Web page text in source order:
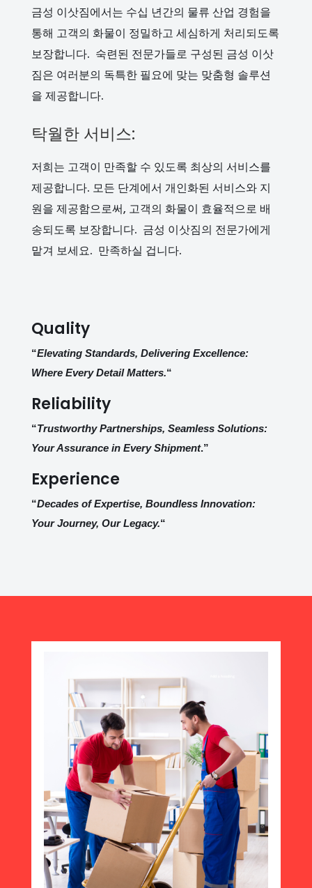
금성 이삿짐에서는 수십 년간의 물류 산업 경험을
통해 고객의 화물이 정밀하고 세심하게 처리되도록
보장합니다. 숙련된 전문가들로 구성된 금성 이삿
짐은 여러분의 독특한 필요에 맞는 맞춤형 솔루션
을 제공합니다.
탁월한 서비스:
저희는 고객이 만족할 수 있도록 최상의 서비스를
제공합니다. 모든 단계에서 개인화된 서비스와 지
원을 제공함으로써, 고객의 화물이 효율적으로 배
송되도록 보장합니다. 금성 이삿짐의 전문가에게
맡겨 보세요. 만족하실 겁니다.
Quality
“Elevating Standards, Delivering Excellence:
Where Every Detail Matters.“
Reliability
“Trustworthy Partnerships, Seamless Solutions:
Your Assurance in Every Shipment.”
Experience
“Decades of Expertise, Boundless Innovation:
Your Journey, Our Legacy.“